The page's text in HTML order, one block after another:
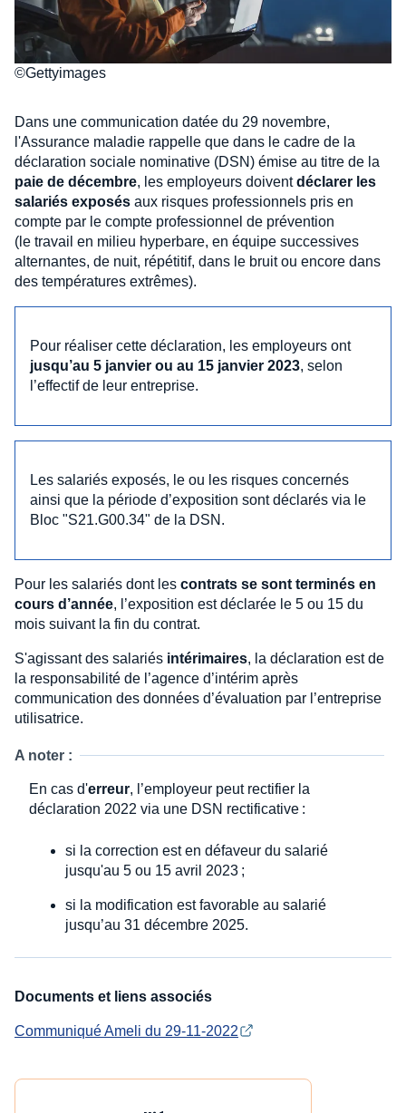
©Gettyimages
Dans une communication datée du 29 novembre,
l'Assurance maladie rappelle que dans le cadre de la
déclaration sociale nominative (DSN) émise au titre de la
paie de décembre, les employeurs doiventdéclarer les
salariés exposés aux risques professionnels pris en
compte par le compte professionnel de prévention
(le travail en milieu hyperbare, en équipe successives
alternantes, de nuit, répétitif, dans le bruit ou encore dans
des températures extrêmes).
Pour réaliser cette déclaration, les employeurs ont
jusqu’au 5 janvier ou au 15 janvier 2023, selon
l’effectif de leur entreprise.
Les salariés exposés, le ou les risques concernés
ainsi que la période d’exposition sont déclarés via le
Bloc "S21.G00.34" de la DSN.
Pour les salariés dont les contrats se sont terminés en
cours d’année, l’exposition est déclarée le 5 ou 15 du
mois suivant la fin du contrat.
S'agissant des salariés intérimaires, la déclaration est de
la responsabilité de l’agence d’intérim après
communication des données d’évaluation par l’entreprise
utilisatrice.
A noter :
En cas d'erreur, l’employeur peut rectifier la
déclaration 2022 via une DSN rectificative :
si la correction est en défaveur du salarié
jusqu'au 5 ou 15 avril 2023 ;
si la modification est favorable au salarié
jusqu’au 31 décembre 2025.
Documents et liens associés
Communiqué Ameli du 29-11-2022